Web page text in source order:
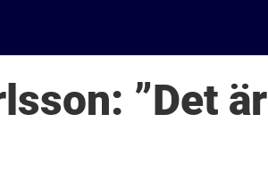
”Det är